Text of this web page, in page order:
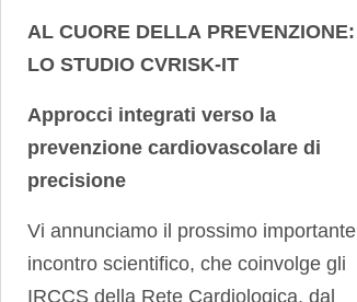
PREVENZIONE:
LO STUDIO
CVRISK-IT”
AL CUORE DELLA PREVENZIONE:
LO STUDIO CVRISK-IT
Approcci integrati verso la
prevenzione cardiovascolare di
precisione
Vi annunciamo il prossimo importante
incontro scientifico, che coinvolge gli
IRCCS della Rete Cardiologica, dal